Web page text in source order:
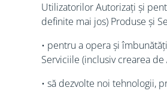
Utilizatorilor Autorizați și
definite mai jos) Produse și
• pentru a opera și
Serviciile (inclusiv crearea de
• să dezvolte noi tehnologii,